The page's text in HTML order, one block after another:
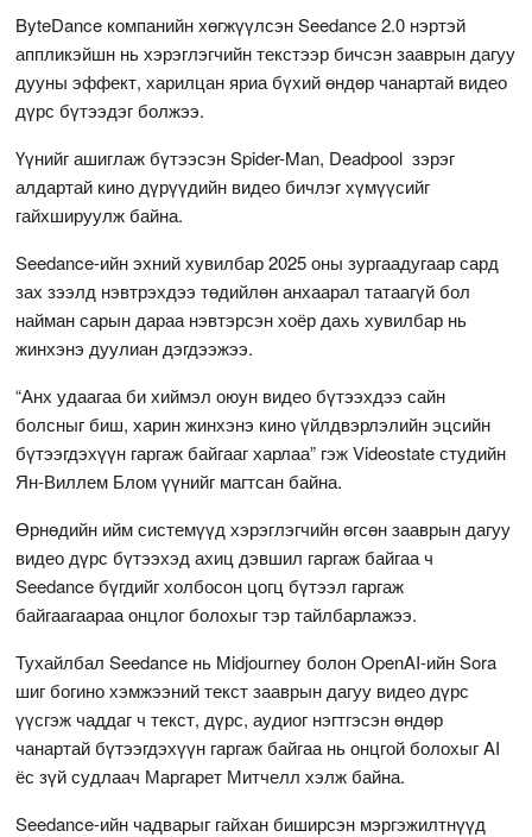
ByteDance компанийн хөгжүүлсэн Seedance 2.0 нэртэй
аппликэйшн нь хэрэглэгчийн текстээр бичсэн зааврын дагуу
дууны эффект, харилцан яриа бүхий өндөр чанартай видео
дүрс бүтээдэг болжээ.
Үүнийг ашиглаж бүтээсэн Spider-Man, Deadpool зэрэг
алдартай кино дүрүүдийн видео бичлэг хүмүүсийг
гайхшируулж байна.
Seedance-ийн эхний хувилбар 2025 оны зургаадугаар сард
зах зээлд нэвтрэхдээ төдийлөн анхаарал татаагүй бол
найман сарын дараа нэвтэрсэн хоёр дахь хувилбар нь
жинхэнэ дуулиан дэгдээжээ.
“Анх удаагаа би хиймэл оюун видео бүтээхдээ сайн
болсныг биш, харин жинхэнэ кино үйлдвэрлэлийн эцсийн
бүтээгдэхүүн гаргаж байгааг харлаа” гэж Videostate студийн
Ян-Виллем Блом үүнийг магтсан байна.
Өрнөдийн ийм системүүд хэрэглэгчийн өгсөн зааврын дагуу
видео дүрс бүтээхэд ахиц дэвшил гаргаж байгаа ч
Seedance бүгдийг холбосон цогц бүтээл гаргаж
байгаагаараа онцлог болохыг тэр тайлбарлажээ.
Тухайлбал Seedance нь Midjourney болон OpenAI-ийн Sora
шиг богино хэмжээний текст зааврын дагуу видео дүрс
үүсгэж чаддаг ч текст, дүрс, аудиог нэгтгэсэн өндөр
чанартай бүтээгдэхүүн гаргаж байгаа нь онцгой болохыг AI
ёс зүй судлаач Маргарет Митчелл хэлж байна.
Seedance-ийн чадварыг гайхан биширсэн мэргэжилтнүүд